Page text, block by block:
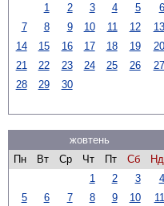
1
2 3 4 5
6
7
8 9 10 11 12
13
14
15 16 17 18 19
20
21
22 23 24 25 26
27
28
29 30
жовтень
Пн
Вт Ср Чт Пт Сб
Нд
1
2 3
4
5
6 7 8 9 10
11